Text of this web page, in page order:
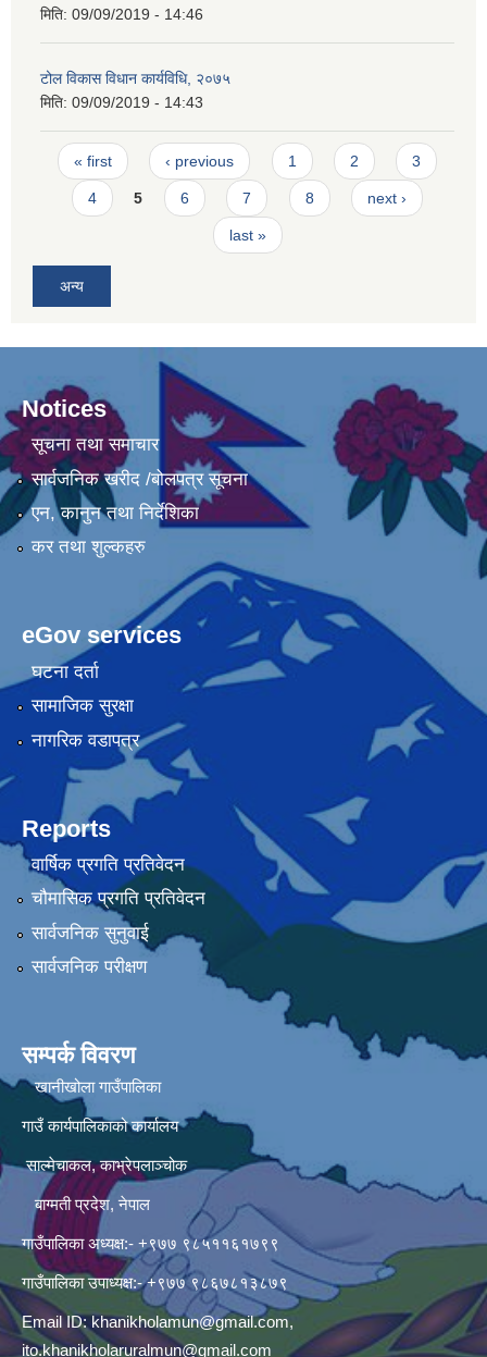
मिति: 09/09/2019 - 14:46
टोल विकास विधान कार्यविधि, २०७५
मिति: 09/09/2019 - 14:43
Pages
« first ‹ previous 1 2 3
4 5 6 7 8 next ›
last »
अन्य
Notices
सूचना तथा समाचार
सार्वजनिक खरीद /बोलपत्र सूचना
एन, कानुन तथा निर्देशिका
कर तथा शुल्कहरु
eGov services
घटना दर्ता
सामाजिक सुरक्षा
नागरिक वडापत्र
Reports
वार्षिक प्रगति प्रतिवेदन
चौमासिक प्रगति प्रतिवेदन
सार्वजनिक सुनुवाई
सार्वजनिक परीक्षण
सम्पर्क विवरण
खानीखोला गाउँपालिका
गाउँ कार्यपालिकाको कार्यालय
साल्मेचाकल, काभ्रेपलाञ्चोक
बाग्मती प्रदेश, नेपाल
गाउँपालिका अध्यक्ष:- +९७७ ९८५११६१७९९
गाउँपालिका उपाध्यक्ष:- +९७७ ९८६७८१३८७९
Email ID:khanikholamun@gmail.com,
ito.khanikholaruralmun@gmail.com